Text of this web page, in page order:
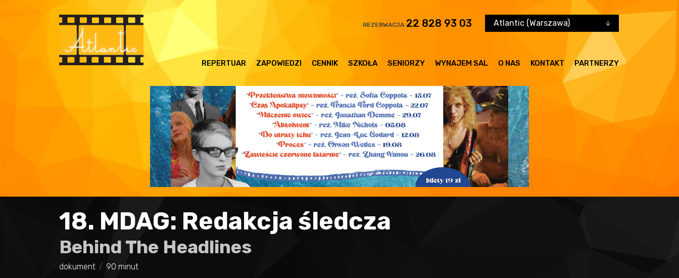
REZERWACJA 22 828 93 03 Atlantic (Warszawa)
REPERTUAR ZAPOWIEDZI CENNIK SZKOŁA SENIORZY WYNAJEM SAL O NAS KONTAKT PARTNERZY
18. MDAG: Redakcja śledcza
Behind The Headlines
dokument 90 minut